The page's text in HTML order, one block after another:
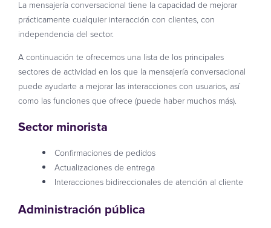
La mensajería conversacional tiene la capacidad de mejorar
prácticamente cualquier interacción con clientes, con
independencia del sector.
A continuación te ofrecemos una lista de los principales
sectores de actividad en los que la mensajería conversacional
puede ayudarte a mejorar las interacciones con usuarios, así
como las funciones que ofrece (puede haber muchos más).
Sector minorista
Confirmaciones de pedidos
Actualizaciones de entrega
Interacciones bidireccionales de atención al cliente
Administración pública